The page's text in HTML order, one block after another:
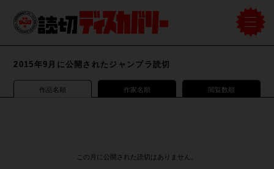
2015年9月に公開されたジャンプラ読切
作品名順 作家名順 閲覧数順
この月に公開された読切はありません。